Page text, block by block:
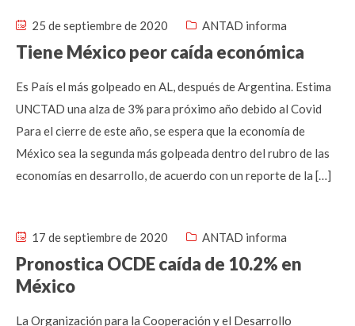
25 de septiembre de 2020 ANTAD informa
Tiene México peor caída económica
Es País el más golpeado en AL, después de Argentina. Estima
UNCTAD una alza de 3% para próximo año debido al Covid
Para el cierre de este año, se espera que la economía de
México sea la segunda más golpeada dentro del rubro de las
economías en desarrollo, de acuerdo con un reporte de la […]
17 de septiembre de 2020 ANTAD informa
Pronostica OCDE caída de 10.2% en
México
La Organización para la Cooperación y el Desarrollo